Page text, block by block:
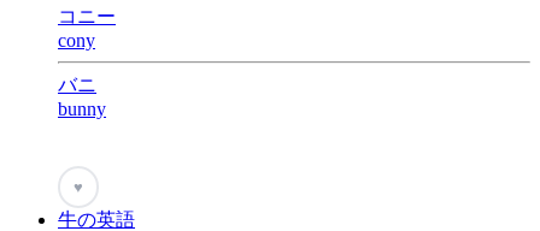
コニー
cony
バニ
bunny
♥
牛の英語